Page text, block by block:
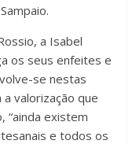
a Isabel
os seus enfeites e
se nestas
valorização que
“ainda existem
e todos os